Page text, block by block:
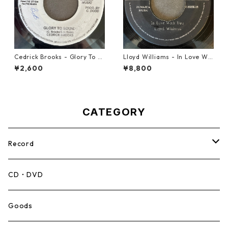
Cedrick Brooks - Glory To S
ounds【7-21786】
¥2,600
Lloyd Williams - In Love Wit
h You【7-21917】
¥8,800
CATEGORY
Record
Mento,Calypso,Ballad
Ska
CD・DVD
Goods